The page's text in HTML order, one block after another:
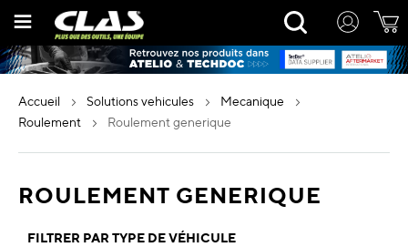
contenu
Rechercher
accueil solutions vehicules
mecanique
roulement
roulement generique
ROULEMENT GENERIQUE
FILTRER PAR TYPE DE VÉHICULE